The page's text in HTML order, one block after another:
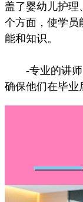
盖了婴幼儿护理
个方面，使学员
能和知识。
-专业的讲师
确保他们在毕业